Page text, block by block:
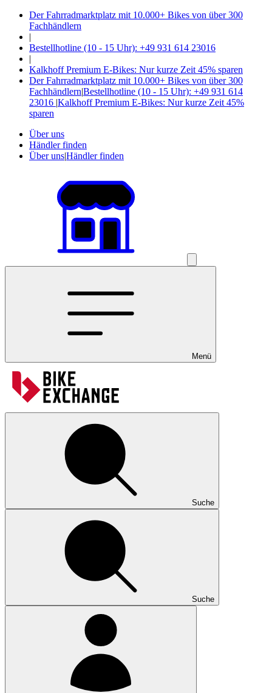
Der Fahrradmarktplatz mit 10.000+ Bikes von über 300
Fachhändlern
|
Bestellhotline (10 - 15 Uhr): +49 931 614 23016
|
Kalkhoff Premium E-Bikes: Nur kurze Zeit 45% sparen
Der Fahrradmarktplatz mit 10.000+ Bikes von über 300
Fachhändlern|Bestellhotline (10 - 15 Uhr): +49 931 614
23016 |Kalkhoff Premium E-Bikes: Nur kurze Zeit 45%
sparen
Über uns
Händler finden
Über uns|Händler finden
Menü
Suche
Suche